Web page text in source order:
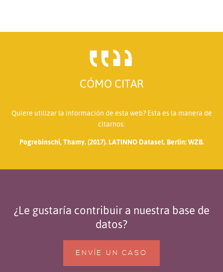
CÓMO CITAR
Quiere utilizar la información de esta web? Esta es la manera de
citarnos:
Pogrebinschi, Thamy. (2017). LATINNO Dataset. Berlin: WZB.
¿Le gustaría contribuir a nuestra base de
datos?
ENVÍE UN CASO